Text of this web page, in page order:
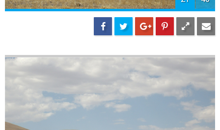
23 48